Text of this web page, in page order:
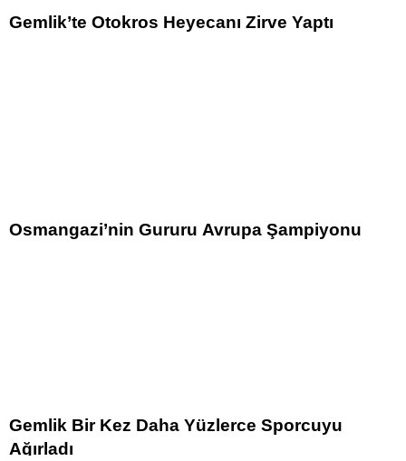
Gemlik’te Otokros Heyecanı Zirve Yaptı
Osmangazi’nin Gururu Avrupa Şampiyonu
Gemlik Bir Kez Daha Yüzlerce Sporcuyu
Ağırladı